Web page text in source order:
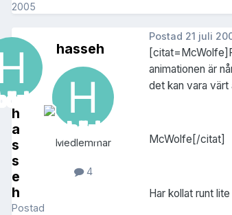
2005
h
a
s
s
e
h
Postad
hasseh
Medlemmar
4
Postad 21 juli
animationen är
det kan vara värt
McWolfe[/citat]
Har kollat runt